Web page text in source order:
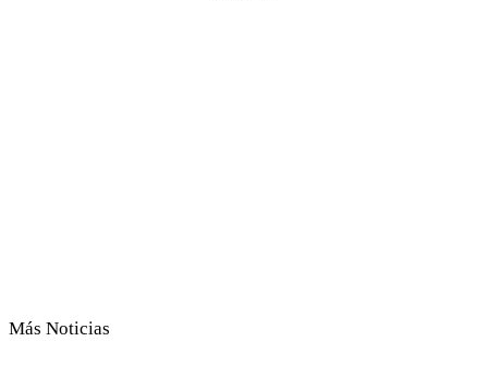
Más Noticias